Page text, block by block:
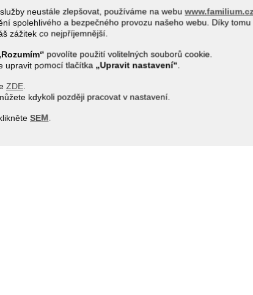
neustále zlepšovat, používáme na webu
spolehlivého a bezpečného provozu našeho webu. Díky
zážitek co nejpříjemnější.
povolíte použití volitelných souborů cookie.
upravit pomocí tlačítka „Upravit nastavení“.
ZDE
kdykoli později pracovat v nastavení.
SEM.